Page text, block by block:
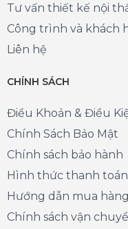
Tư vấn thiết kế nội
Công trình và khách
Liên hệ
CHÍNH SÁCH
Điều Khoản & Điều
Chính Sách Bảo Mật
Chính sách bảo hành
Hình thức thanh toán
Hướng dẫn mua hàng
Chính sách vận